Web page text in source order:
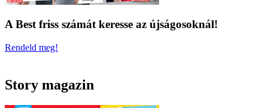
A Best friss számát keresse az újságosoknál!
Rendeld meg!
Story magazin